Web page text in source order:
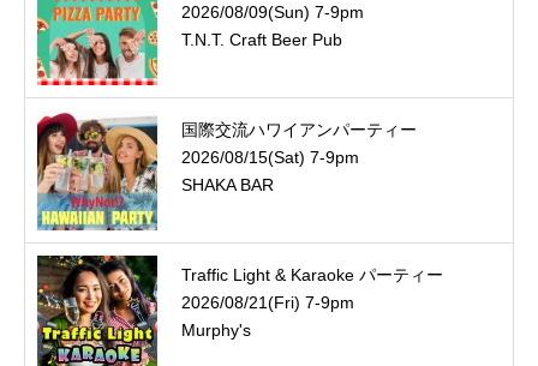
2026/08/09(Sun) 7-9pm
T.N.T. Craft Beer Pub
国際交流ハワイアンパーティー
2026/08/15(Sat) 7-9pm
SHAKA BAR
Traffic Light & Karaoke パーティー
2026/08/21(Fri) 7-9pm
Murphy's